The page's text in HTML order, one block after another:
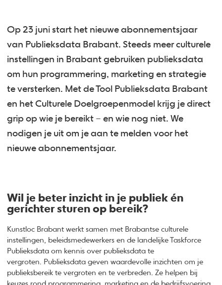
Op 23 juni start het nieuwe abonnementsjaar
van Publieksdata Brabant. Steeds meer culturele
instellingen in Brabant gebruiken publieksdata
om hun programmering, marketing en strategie
te versterken. Met de Tool Publieksdata Brabant
en het Culturele Doelgroepenmodel krijg je direct
grip op wie je bereikt – en wie nog niet. We
nodigen je uit om je aan te melden voor het
nieuwe abonnementsjaar.
Wil je beter inzicht in je publiek én
gerichter sturen op bereik?
Kunstloc Brabant werkt samen met Brabantse culturele
instellingen, beleidsmedewerkers en de landelijke Taskforce
Publieksdata om kennis over publieksdata te
vergroten. Publieksdata geven waardevolle inzichten om je
publieksbereik te vergroten en te verbreden. Ze helpen bij